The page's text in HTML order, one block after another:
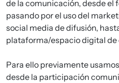
de la comunicación, desde el
pasando por el uso del
social media de difusión,
plataforma/espacio digital de
Para ello previamente
desde la participación